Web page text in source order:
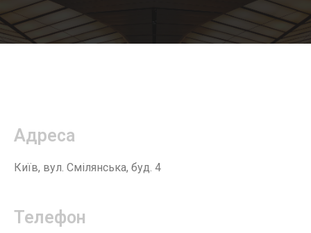
Адреса
Київ, вул. Смілянська, буд. 4
Телефон